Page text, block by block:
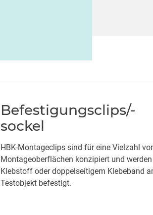
Befestigungsclips/-
sockel
HBK-Montageclips sind für eine Vielzahl
Montageoberflächen konzipiert und
Klebstoff oder doppelseitigem Klebeband
Testobjekt befestigt.